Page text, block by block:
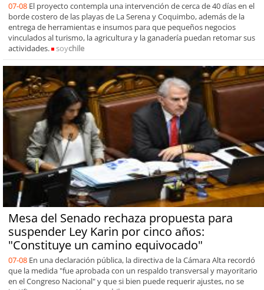
07-08 El proyecto contempla una intervención de cerca de 40 días en el
borde costero de las playas de La Serena y Coquimbo, además de la
entrega de herramientas e insumos para que pequeños negocios
vinculados al turismo, la agricultura y la ganadería puedan retomar sus
actividades.
soychile
Mesa del Senado rechaza propuesta para
suspender Ley Karin por cinco años:
"Constituye un camino equivocado"
07-08 En una declaración pública, la directiva de la Cámara Alta recordó
que la medida "fue aprobada con un respaldo transversal y mayoritario
en el Congreso Nacional" y que si bien puede requerir ajustes, no se